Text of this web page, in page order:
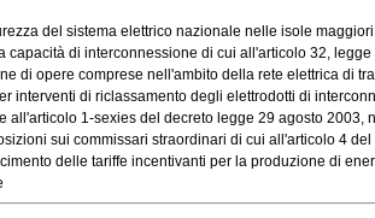
del sistema elettrico nazionale nelle isole maggiori
capacità di interconnessione di cui all'articolo 32,
di opere comprese nell'ambito della rete elettrica di
interventi di riclassamento degli elettrodotti di
all'articolo 1-sexies del decreto legge 29 agosto 2003,
sui commissari straordinari di cui all'articolo 4
delle tariffe incentivanti per la produzione di